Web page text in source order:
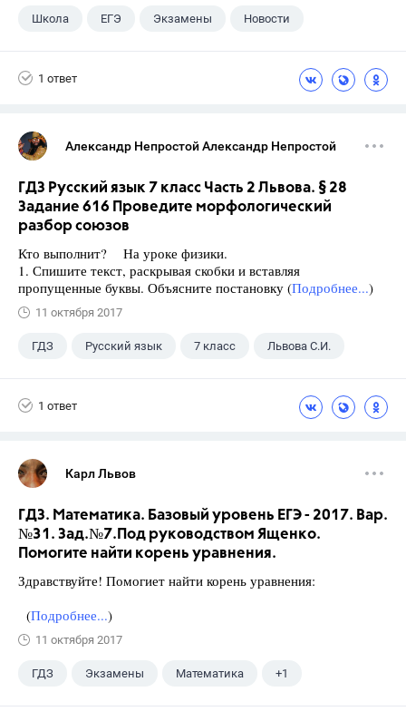
Школа ЕГЭ Экзамены Новости
1 ответ
Александр Непростой Александр Непростой
ГДЗ Русский язык 7 класс Часть 2 Львова. § 28
Задание 616 Проведите морфологический
разбор союзов
Кто выполнит? На уроке физики.
1. Спишите текст, раскрывая скобки и вставляя
пропущенные буквы. Объясните постановку (Подробнее...)
11 октября 2017
ГДЗ Русский язык 7 класс Львова С.И.
1 ответ
Карл Львов
ГДЗ. Математика. Базовый уровень ЕГЭ - 2017. Вар.
№31. Зад.№7.Под руководством Ященко.
Помогите найти корень уравнения.
Здравствуйте! Помогиет найти корень уравнения:
(Подробнее...)
11 октября 2017
ГДЗ Экзамены Математика +1